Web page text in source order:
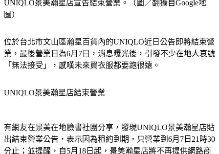
UNIQLO景美瀚星店宣告結束營業。（圖／翻攝自Google地
圖）
位於台北市文山區瀚星百貨內的UNIQLO近日公告即將結束營
業，最後營業日為6月7日，消息曝光後，引發不少在地人哀號
「無法接受」，感嘆未來買衣服都要跑很遠。
UNIQLO景美瀚星店結束營業
有網友在景美在地臉書社團分享，發現UNIQLO景美瀚星店貼
出結束營業公告，表示因為租約到期，只營業到6月7日21時30
分止；並提醒，自5月18日起，景美瀚星店將不再提供網路商